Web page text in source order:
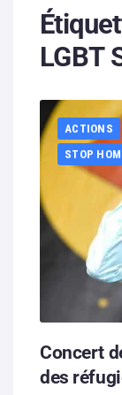
Contenus litigieux
Nous soutenir
Partenaires
Hébergement
LGBT
ACTIONS
STOP
Concert
des